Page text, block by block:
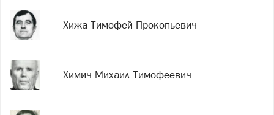
Хижа Тимофей Прокопьевич
Химич Михаил Тимофеевич